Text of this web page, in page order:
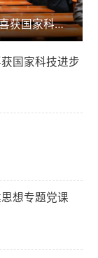
重磅！张立峰校长主持完成的科研成果喜获国家科技进步二等奖
国家科技进步
想专题党课